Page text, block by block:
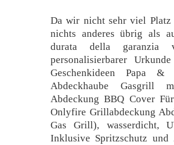
Da wir nicht sehr viel
nichts anderes übrig als
durata della garanzia
personalisierbarer
Geschenkideen Papa
Abdeckhaube Gasgrill
Abdeckung BBQ Cover
Onlyfire Grillabdeckung
Gas Grill), wasserdicht,
Inklusive Spritzschutz und